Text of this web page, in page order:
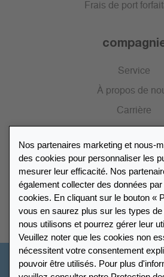
Frais de port
Service
À propos de
Carrière
Catalogue
Répertoire des
Trouver
Nos partenaires marketing et nous-
des cookies pour personnaliser les
mesurer leur efficacité. Nos
également collecter des données
cookies. En cliquant sur le bouton «
vous en saurez plus sur les types
nous utilisons et pourrez gérer leur
Veuillez noter que les cookies non
nécessitent votre consentement
pouvoir être utilisés. Pour plus
Suisse - Français